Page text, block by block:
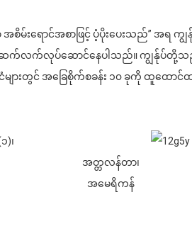
ာ အစိမ်းရောင်အစာဖြင့် ပံ့ပိုးပေးသည်” အရ
က်လက်လုပ်ဆောင်နေပါသည်။ ကျွန်ုပ်တို့သည်
င်ငံများတွင် အခြေစိုက်စခန်း ၁၀ ခုကို ထူထော
အတ္တလန်တာ၊
အမေရိကန်